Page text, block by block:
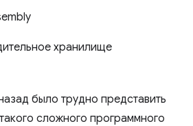
хранилище
было трудно представить
сложного программного